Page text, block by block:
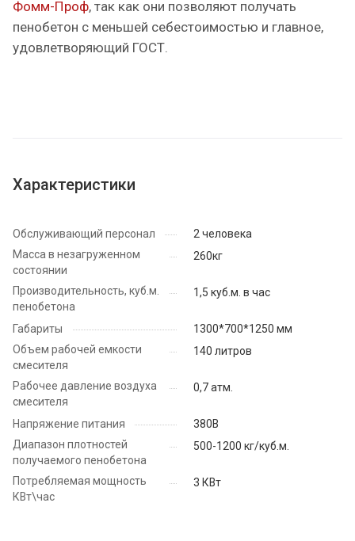
Фомм-Проф, так как они позволяют получать
пенобетон с меньшей себестоимостью и главное,
удовлетворяющий ГОСТ.
Характеристики
Обслуживающий персонал
2 человека
Масса в незагруженном
состоянии
260кг
Производительность, куб.м.
пенобетона
1,5 куб.м. в час
Габариты
1300*700*1250 мм
Объем рабочей емкости
смесителя
140 литров
Рабочее давление воздуха
смесителя
0,7 атм.
Напряжение питания
380В
Диапазон плотностей
получаемого пенобетона
500-1200 кг/куб.м.
Потребляемая мощность
КВт\час
3 КВт